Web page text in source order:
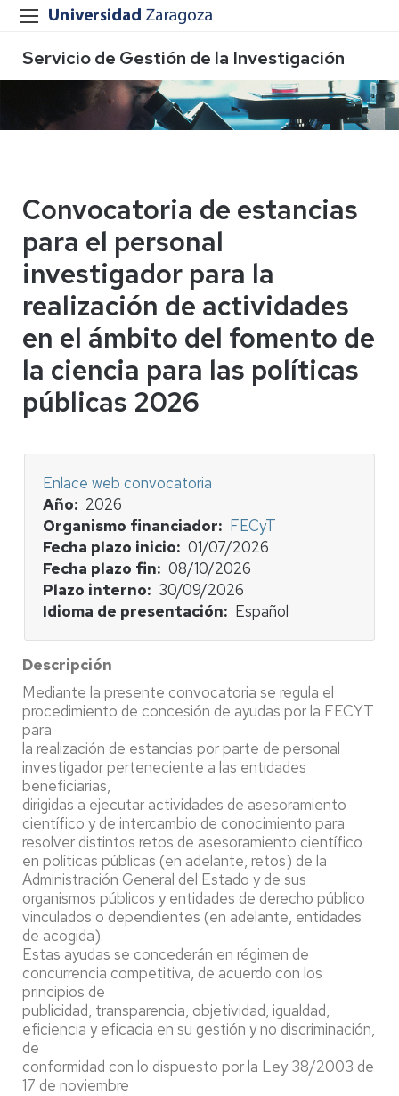
Servicio de Gestión de la Investigación
Convocatoria de estancias
para el personal
investigador para la
realización de actividades
en el ámbito del fomento de
la ciencia para las políticas
públicas 2026
Enlace web convocatoria
Año
2026
Organismo financiador
FECyT
Fecha plazo inicio
01/07/2026
Fecha plazo fin
08/10/2026
Plazo interno
30/09/2026
Idioma de presentación
Español
Descripción
Mediante la presente convocatoria se regula el
procedimiento de concesión de ayudas por la FECYT
para
la realización de estancias por parte de personal
investigador perteneciente a las entidades
beneficiarias,
dirigidas a ejecutar actividades de asesoramiento
científico y de intercambio de conocimiento para
resolver distintos retos de asesoramiento científico
en políticas públicas (en adelante, retos) de la
Administración General del Estado y de sus
organismos públicos y entidades de derecho público
vinculados o dependientes (en adelante, entidades
de acogida).
Estas ayudas se concederán en régimen de
concurrencia competitiva, de acuerdo con los
principios de
publicidad, transparencia, objetividad, igualdad,
eficiencia y eficacia en su gestión y no discriminación,
de
conformidad con lo dispuesto por la Ley 38/2003 de
17 de noviembre